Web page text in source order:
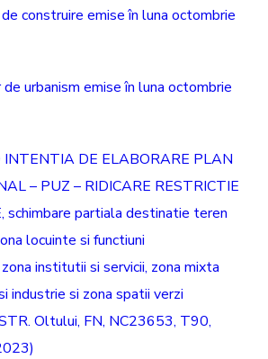
construire emise în luna octombrie
urbanism emise în luna octombrie
DE ELABORARE PLAN
– PUZ – RIDICARE RESTRICTIE
schimbare partiala destinatie teren
locuinte si functiuni
institutii si servicii, zona mixta
industrie si zona spatii verzi
Oltului, FN, NC23653, T90,